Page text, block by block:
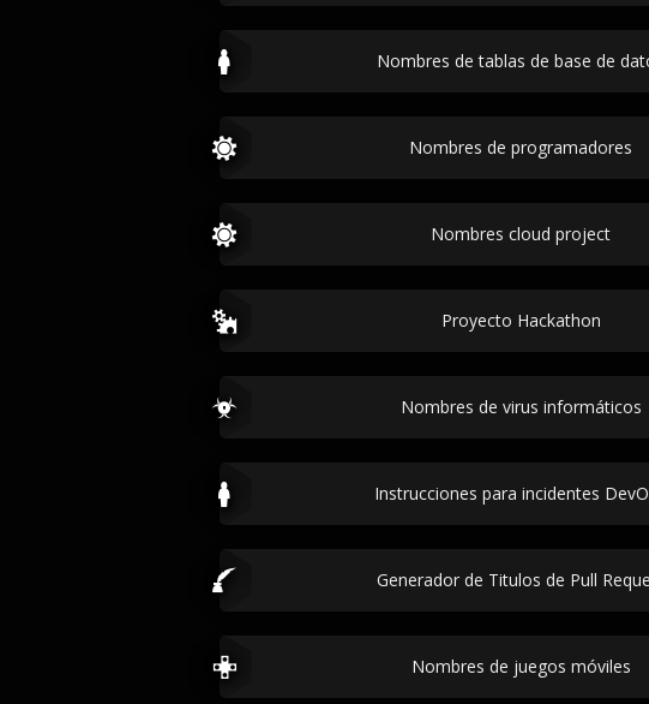
Nombres de tablas de base de
Nombres de programadores
Nombres cloud project
Proyecto Hackathon
Nombres de virus informáticos
Instrucciones para incidentes
Generador de Titulos de Pull
Nombres de juegos móviles